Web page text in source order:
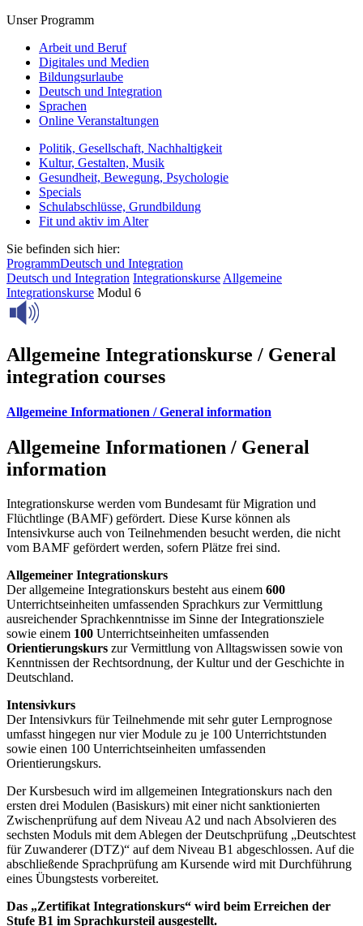
Unser Programm
Arbeit und Beruf
Digitales und Medien
Bildungsurlaube
Deutsch und Integration
Sprachen
Online Veranstaltungen
Politik, Gesellschaft, Nachhaltigkeit
Kultur, Gestalten, Musik
Gesundheit, Bewegung, Psychologie
Specials
Schulabschlüsse, Grundbildung
Fit und aktiv im Alter
Sie befinden sich hier:
ProgrammDeutsch und Integration
Deutsch und Integration Integrationskurse Allgemeine
Integrationskurse Modul 6
Allgemeine Integrationskurse / General
integration courses
Allgemeine Informationen / General information
Allgemeine Informationen / General
information
Integrationskurse werden vom Bundesamt für Migration und
Flüchtlinge (BAMF) gefördert. Diese Kurse können als
Intensivkurse auch von Teilnehmenden besucht werden, die nicht
vom BAMF gefördert werden, sofern Plätze frei sind.
Allgemeiner Integrationskurs
Der allgemeine Integrationskurs besteht aus einem 600
Unterrichtseinheiten umfassenden Sprachkurs zur Vermittlung
ausreichender Sprachkenntnisse im Sinne der Integrationsziele
sowie einem 100 Unterrichtseinheiten umfassenden
Orientierungskurs zur Vermittlung von Alltagswissen sowie von
Kenntnissen der Rechtsordnung, der Kultur und der Geschichte in
Deutschland.
Intensivkurs
Der Intensivkurs für Teilnehmende mit sehr guter Lernprognose
umfasst hingegen nur vier Module zu je 100 Unterrichtstunden
sowie einen 100 Unterrichtseinheiten umfassenden
Orientierungskurs.
Der Kursbesuch wird im allgemeinen Integrationskurs nach den
ersten drei Modulen (Basiskurs) mit einer nicht sanktionierten
Zwischenprüfung auf dem Niveau A2 und nach Absolvieren des
sechsten Moduls mit dem Ablegen der Deutschprüfung „Deutschtest
für Zuwanderer (DTZ)“ auf dem Niveau B1 abgeschlossen. Auf die
abschließende Sprachprüfung am Kursende wird mit Durchführung
eines Übungstests vorbereitet.
Das „Zertifikat Integrationskurs“ wird beim Erreichen der
Stufe B1 im Sprachkursteil ausgestellt.